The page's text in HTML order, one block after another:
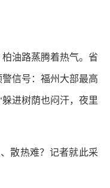
油路蒸腾着热气。省
信号：福州大部最高
进树荫也闷汗，夜里
散热难？记者就此采